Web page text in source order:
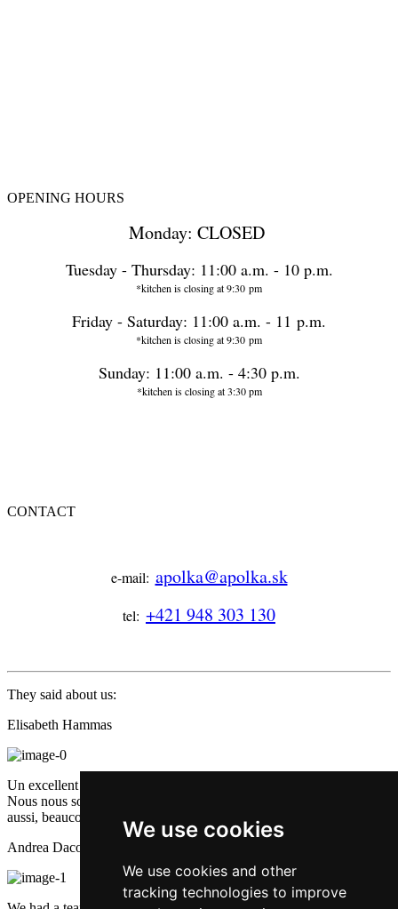
We use cookies
We use cookies and other
tracking technologies to improve
OPENING HOURS
Monday: CLOSED
Tuesday - Thursday: 11:00 a.m. - 10 p.m.
*kitchen is closing at 9:30 pm
Friday - Saturday: 11:00 a.m. - 11 p.m.
*kitchen is closing at 9:30 pm
Sunday: 11:00 a.m. - 4:30 p.m.
*kitchen is closing at 3:30 pm
CONTACT
e-mail: apolka@apolka.sk
tel: +421 948 303 130
They said about us:
Elisabeth Hammas
Un excellent restaurant, avec des mets bien cuisinés et très bons.
Nous nous sommes vraiment régalés. Et le service était excellent
aussi, beaucoup de bonne humeur et d'attention. Une petite pépite.
Andrea Dacova